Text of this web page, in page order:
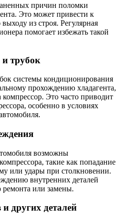
причин поломки
Это может привести к
из строя. Регулярная
помогает избежать такой
и трубок
системы кондиционирования
прохождению хладагента,
компрессор. Это часто приводит
особенно в условиях
возможны
такие как попадание
или удары при столкновении.
внутренних деталей
ремонта или замены.
других деталей